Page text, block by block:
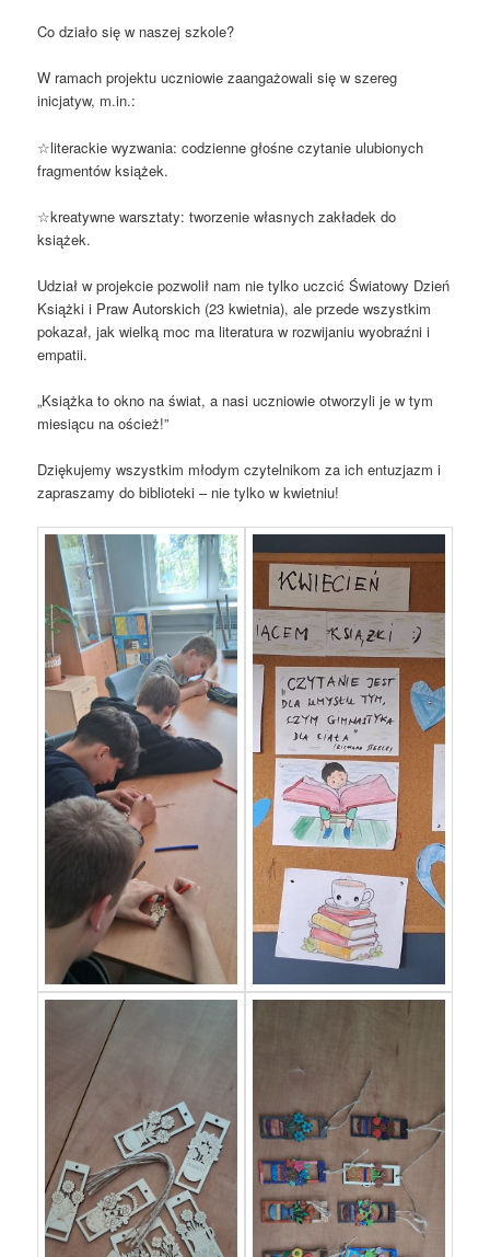
​Co działo się w naszej szkole?
​W ramach projektu uczniowie zaangażowali się w szereg
inicjatyw, m.in.:
☆​literackie wyzwania: codzienne głośne czytanie ulubionych
fragmentów książek.
☆​kreatywne warsztaty: tworzenie własnych zakładek do
książek.
Udział w projekcie pozwolił nam nie tylko uczcić Światowy Dzień
Książki i Praw Autorskich (23 kwietnia), ale przede wszystkim
pokazał, jak wielką moc ma literatura w rozwijaniu wyobraźni i
empatii.
​„Książka to okno na świat, a nasi uczniowie otworzyli je w tym
miesiącu na oścież!”
​Dziękujemy wszystkim młodym czytelnikom za ich entuzjazm i
zapraszamy do biblioteki – nie tylko w kwietniu!